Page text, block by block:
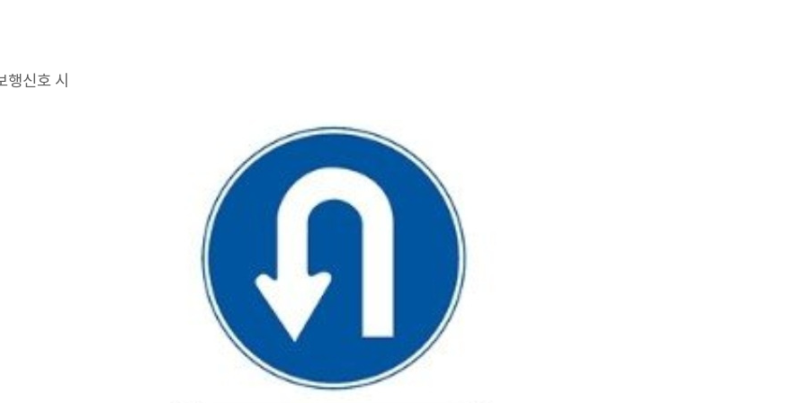
행신호 시